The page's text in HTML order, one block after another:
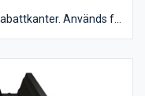
Används för
i en ljusgrå färg